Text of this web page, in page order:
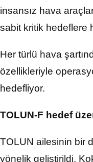
insansız hava
sabit kritik hedeflere
Her türlü hava
özellikleriyle
hedefliyor.
TOLUN-F hedef
TOLUN ailesinin bir
yönelik geliştirildi.